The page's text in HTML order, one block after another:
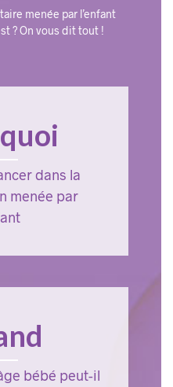
menée par l’enfant
? On vous dit tout !
dans la
menée par
bébé peut-il